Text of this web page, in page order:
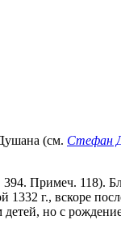
(см. Стефан
Примеч. 118).
г., вскоре
но с